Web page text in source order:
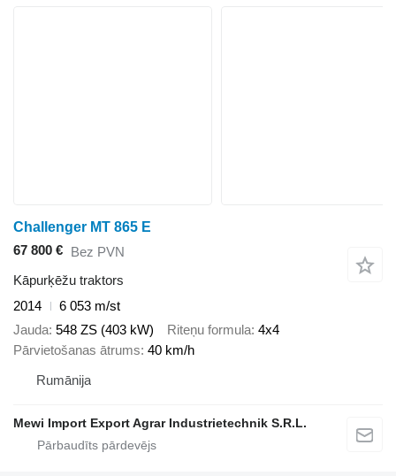
Challenger MT 865 E
67 800 € Bez PVN
Kāpurķēžu traktors
2014
6 053 m/st
Jauda 548 ZS (403 kW) Riteņu formula 4x4
Pārvietošanas ātrums 40 km/h
Rumānija
Mewi Import Export Agrar Industrietechnik S.R.L.